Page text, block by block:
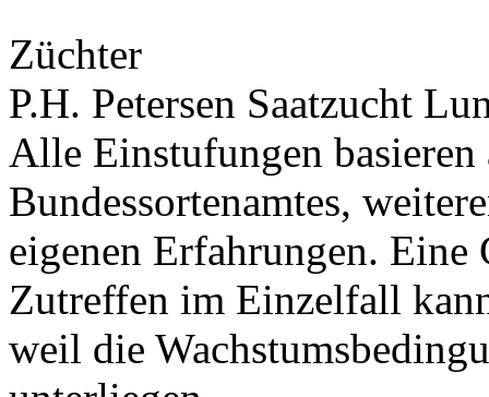
Züchter
P.H. Petersen Saatzucht
Alle Einstufungen basieren
Bundessortenamtes,
eigenen Erfahrungen.
Zutreffen im Einzelfall
weil die